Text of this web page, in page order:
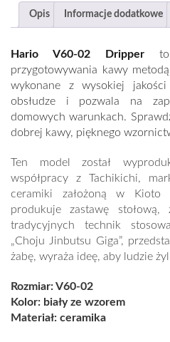
Opis Informacje dodatkowe
Hario V60-02 Dripper to
przygotowywania kawy
wykonane z wysokiej
obsłudze i pozwala na
domowych warunkach.
dobrej kawy, pięknego
Ten model został
współpracy z Tachikichi,
ceramiki założoną w
produkuje zastawę
tradycyjnych technik
„Choju Jinbutsu Giga”,
żabę, wyraża ideę, aby ludzie
Rozmiar: V60-02
Kolor: biały ze wzorem
Materiał: ceramika